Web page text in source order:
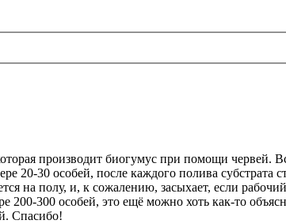
производит биогумус при помощи червей.
20-30 особей, после каждого полива субстрата
на полу, и, к сожалению, засыхает, если
200-300 особей, это ещё можно хоть как-то
Спасибо!